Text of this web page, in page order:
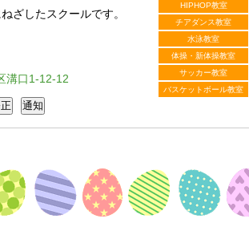
HIPHOP教室
チアダンス教室
水泳教室
体操・新体操教室
サッカー教室
バスケットボール教室
ざしたスクールです。
溝口1-12-12